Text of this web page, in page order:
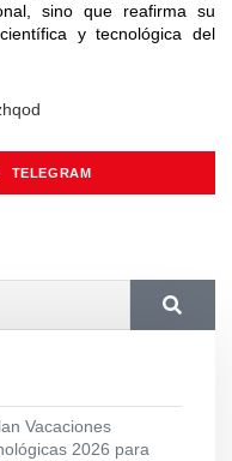
sino que reafirma su
y tecnológica del
TELEGRAM
Vacaciones
2026 para